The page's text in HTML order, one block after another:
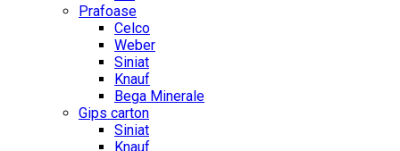
Prafoase
Celco
Weber
Siniat
Knauf
Bega Minerale
Gips carton
Siniat
Knauf